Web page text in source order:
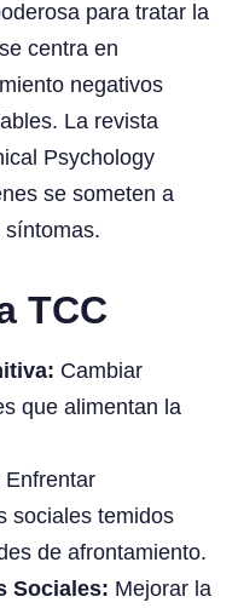
para tratar la
centra en
negativos
La revista
Psychology
se someten a
síntomas.
TCC
Cambiar
que alimentan la
Enfrentar
sociales temidos
de afrontamiento.
Sociales: Mejorar la